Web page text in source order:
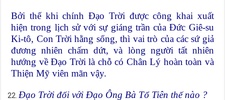
Bởi thế khi chính Đạo Trời được công khai xuất
hiện trong lịch sử với sự giáng trần của Đức Giê-su
Ki-tô, Con Trời hằng sống, thì vai trò của các sứ giả
đương nhiên chấm dứt, và lòng người tất nhiên
hướng về Đạo Trời là chỗ có Chân Lý hoàn toàn và
Thiện Mỹ viên mãn vậy.
Đạo Trời đối với Đạo Ông Bà Tổ Tiên thế nào ?